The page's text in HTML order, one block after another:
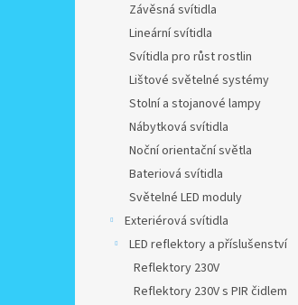
Závěsná svítidla
Lineární svítidla
Svítidla pro růst rostlin
Lištové světelné systémy
Stolní a stojanové lampy
Nábytková svítidla
Noční orientační světla
Bateriová svítidla
Světelné LED moduly
Exteriérová svítidla
LED reflektory a příslušenství
Reflektory 230V
Reflektory 230V s PIR čidlem